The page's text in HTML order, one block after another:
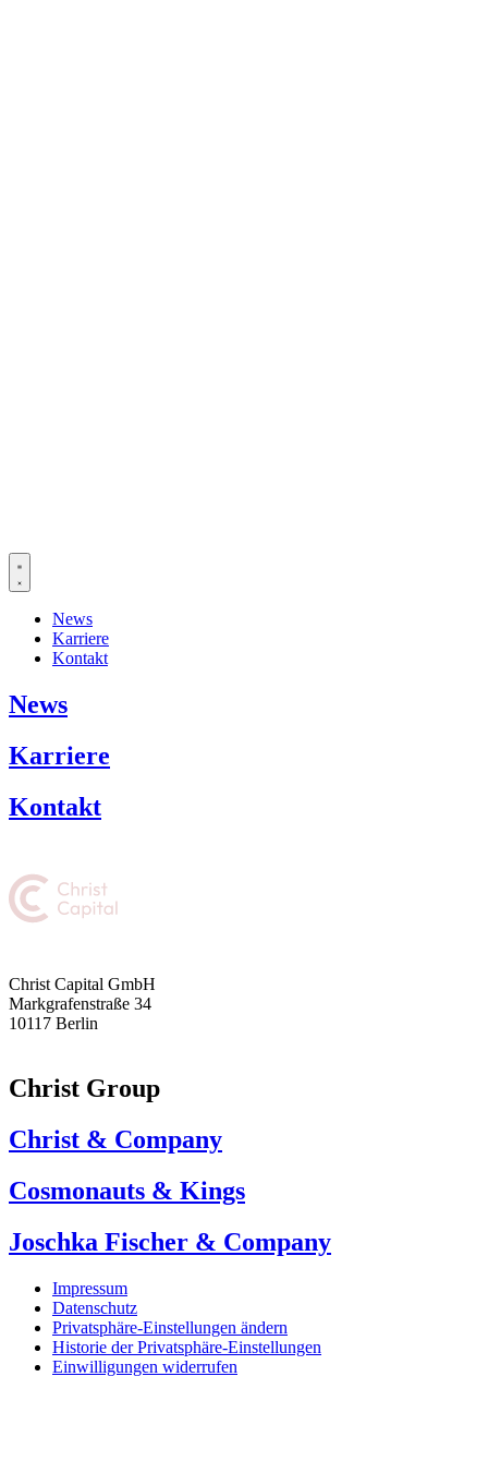
News
Karriere
Kontakt
News
Karriere
Kontakt
Christ Capital GmbH
Markgrafenstraße 34
10117 Berlin
Christ Group
Christ & Company
Cosmonauts & Kings
Joschka Fischer & Company
Impressum
Datenschutz
Privatsphäre-Einstellungen ändern
Historie der Privatsphäre-Einstellungen
Einwilligungen widerrufen